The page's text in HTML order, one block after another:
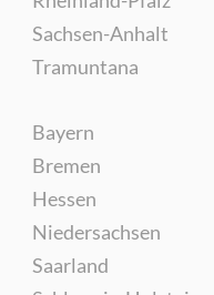
Sachsen-Anhalt
Tramuntana
Bayern
Bremen
Hessen
Niedersachsen
Saarland